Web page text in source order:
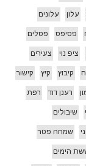
עלון עלונים
פסיפס פסלים
ציפ נוי צעירים
קיבוץ קיץ קישור
רענן דוד רפת
שיבולים
שמחה פטר
הימים